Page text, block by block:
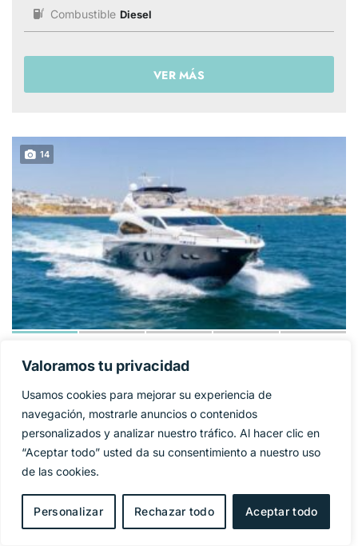
Valoramos tu privacidad
Usamos cookies para mejorar su experiencia de
navegación, mostrarle anuncios o contenidos
personalizados y analizar nuestro tráfico. Al hacer clic en
“Aceptar todo” usted da su consentimiento a nuestro uso
de las cookies.
Personalizar Rechazar todo Aceptar todo
Combustible Diesel
VER MÁS
14
SUNSEEKER 86
YACHT
Año 2009
Eslora 27 m
Manga 6,4 m
Combustible Diesel